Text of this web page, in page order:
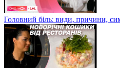
Головний біль: види, причини,